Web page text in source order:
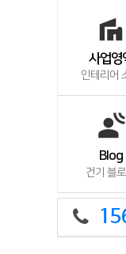
villa
사업영
인테리어
spatial_audio
Blog
건기 블